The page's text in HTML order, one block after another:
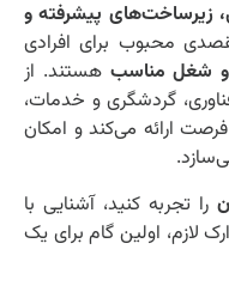
زیرساخت‌های پیشرفته و
محبوب برای افرادی
و شغل مناسب هستند. از
گردشگری و خدمات،
ارائه می‌کند و امکان
را تجربه کنید، آشنایی با
لازم، اولین گام برای یک